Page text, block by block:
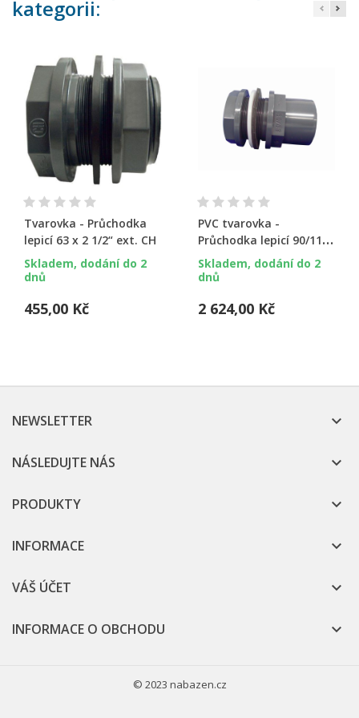
kategorii:
Tvarovka - Průchodka
lepicí 63 x 2 1/2“ ext. CH
Skladem, dodání do 2
dnů
455,00 Kč
PVC tvarovka -
Průchodka lepicí 90/110
x M113 ext.
Skladem, dodání do 2
dnů
2 624,00 Kč
NEWSLETTER 
NÁSLEDUJTE NÁS 
PRODUKTY 
INFORMACE 
VÁŠ ÚČET 
INFORMACE O OBCHODU 
© 2023 nabazen.cz